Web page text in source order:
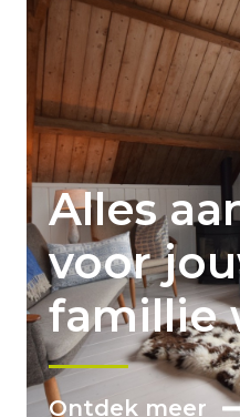
Alles
voor
famillie
Ontdek meer